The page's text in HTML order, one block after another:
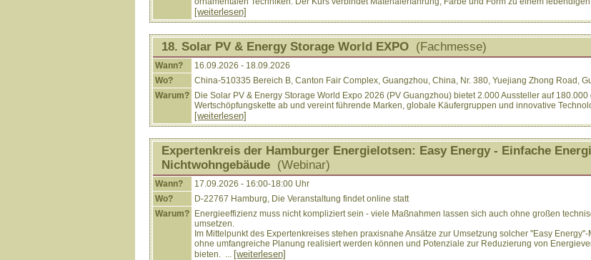
[weiterlesen]
18. Solar PV & Energy Storage World EXPO (Fachmesse)
Wann?
16.09.2026 - 18.09.2026
Wo?
China-510335 Bereich B, Canton Fair Complex, Guangzhou, China, Nr. 380, Yuejiang Zhong Road,
Warum?
Die Solar PV & Energy Storage World Expo 2026 (PV Guangzhou) bietet 2.000 Aussteller auf
Wertschöpfungskette ab und vereint führende Marken, globale Käufergruppen und innovative
[weiterlesen]
Expertenkreis der Hamburger Energielotsen: Easy Energy - Einfache
Nichtwohngebäude (Webinar)
Wann?
17.09.2026 - 16:00-18:00 Uhr
Wo?
D-22767 Hamburg, Die Veranstaltung findet online statt
Warum?
Energieeffizienz muss nicht kompliziert sein - viele Maßnahmen lassen sich auch ohne großen
umsetzen.
Im Mittelpunkt des Expertenkreises stehen praxisnahe Ansätze zur Umsetzung solcher "Easy
ohne umfangreiche Planung realisiert werden können und Potenziale zur Reduzierung von
bieten. ... [weiterlesen]